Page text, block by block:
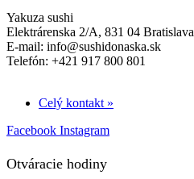
Yakuza sushi
Elektrárenska 2/A, 831 04 Bratislava
E-mail: info@sushidonaska.sk
Telefón: +421 917 800 801
Celý kontakt »
Facebook Instagram
Otváracie hodiny